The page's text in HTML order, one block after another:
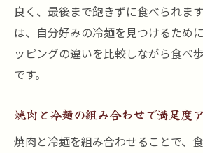
良く、最後まで飽きずに食べられま
は、自分好みの冷麺を見つけるため
ッピングの違いを比較しながら食べ
です。
焼肉と冷麺の組み合わせで満足度
焼肉と冷麺を組み合わせることで、